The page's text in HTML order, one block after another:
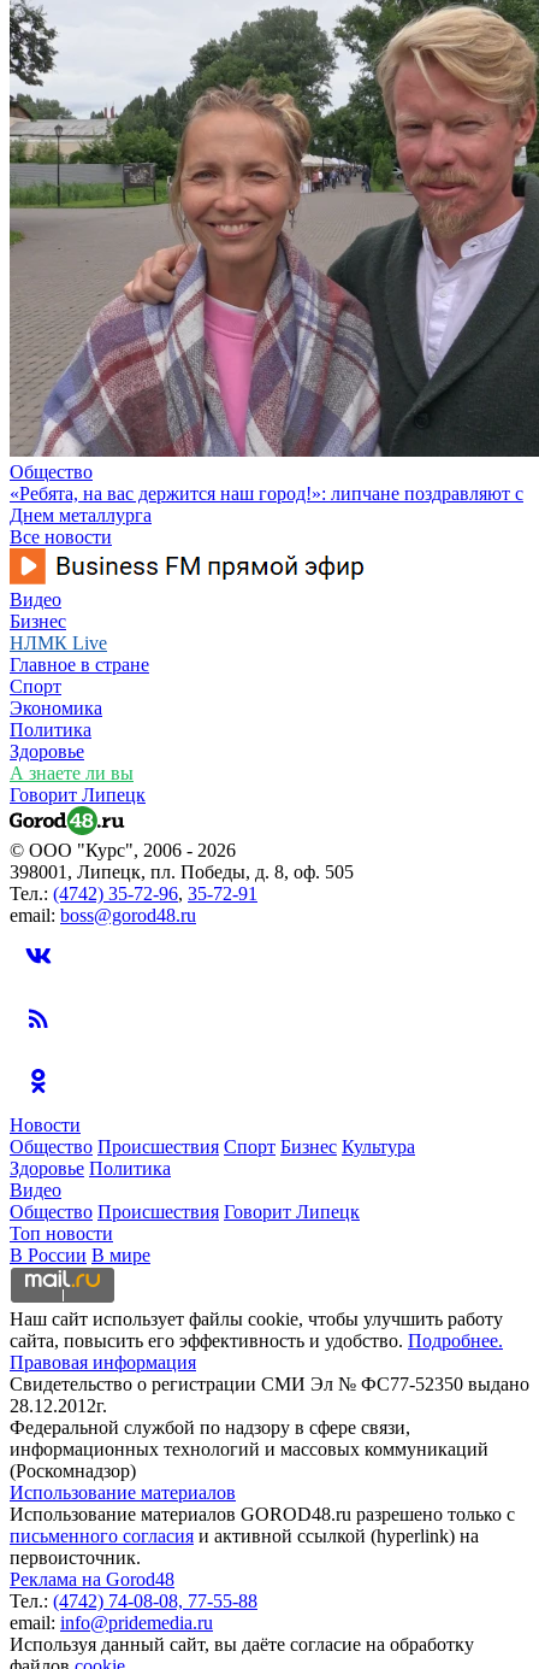
Общество
«Ребята, на вас держится наш город!»: липчане поздравляют с
Днем металлурга
Все новости
Видео
Бизнес
НЛМК Live
Главное в стране
Спорт
Экономика
Политика
Здоровье
А знаете ли вы
Говорит Липецк
© ООО "Курс", 2006 - 2026
398001, Липецк, пл. Победы, д. 8, оф. 505
Тел.: (4742) 35-72-96, 35-72-91
email: boss@gorod48.ru
Новости
Общество Происшествия Спорт Бизнес Культура
Здоровье Политика
Видео
Общество Происшествия Говорит Липецк
Топ новости
В России В мире
Наш сайт использует файлы cookie, чтобы улучшить работу
сайта, повысить его эффективность и удобство. Подробнее.
Правовая информация
Свидетельство о регистрации СМИ Эл № ФС77-52350 выдано
28.12.2012г.
Федеральной службой по надзору в сфере связи,
информационных технологий и массовых коммуникаций
(Роскомнадзор)
Использование материалов
Использование материалов GOROD48.ru разрешено только с
письменного согласия и активной ссылкой (hyperlink) на
первоисточник.
Реклама на Gorod48
Тел.: (4742) 74-08-08, 77-55-88
email: info@pridemedia.ru
Используя данный сайт, вы даёте согласие на обработку